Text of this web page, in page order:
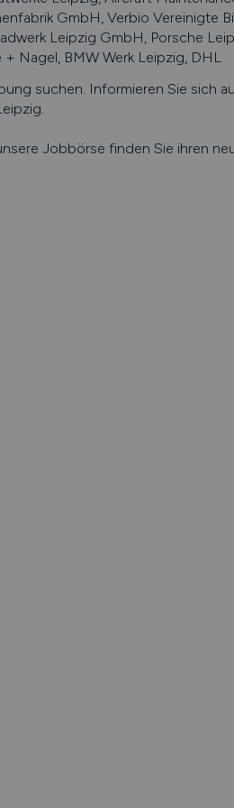
GmbH, Verbio Vereinigte
Leipzig GmbH, Porsche
Nagel, BMW Werk Leipzig, DHL
suchen. Informieren Sie sich
.
Jobbörse finden Sie ihren